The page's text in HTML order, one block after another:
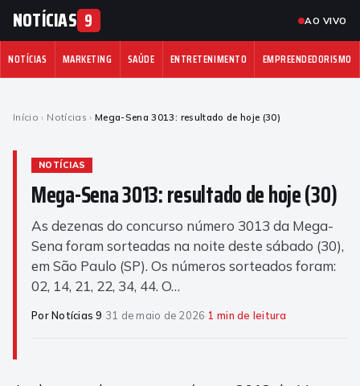
NOTÍCIAS 9 AO VIVO
NOTÍCIAS MARKETING SAÚDE ENTRETENIMENTO EMPREENDEDORISMO
Início › Notícias › Mega-Sena 3013: resultado de hoje (30)
NOTÍCIAS
Mega-Sena 3013: resultado de hoje (30)
As dezenas do concurso número 3013 da Mega-
Sena foram sorteadas na noite deste sábado (30),
em São Paulo (SP). Os números sorteados foram:
02, 14, 21, 22, 34, 44. O…
Por Notícias 9·31 de maio de 2026·1 min de leitura